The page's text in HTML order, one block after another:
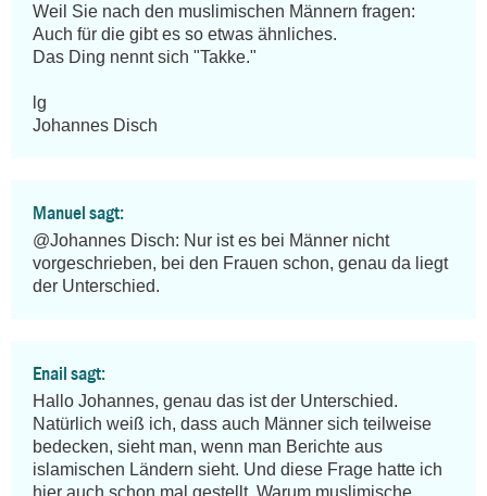
Weil Sie nach den muslimischen Männern fragen:
Auch für die gibt es so etwas ähnliches.
Das Ding nennt sich "Takke."
lg
Johannes Disch
Manuel sagt:
@Johannes Disch: Nur ist es bei Männer nicht
vorgeschrieben, bei den Frauen schon, genau da liegt
der Unterschied.
Enail sagt:
Hallo Johannes, genau das ist der Unterschied.
Natürlich weiß ich, dass auch Männer sich teilweise
bedecken, sieht man, wenn man Berichte aus
islamischen Ländern sieht. Und diese Frage hatte ich